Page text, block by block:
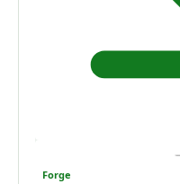
Forge